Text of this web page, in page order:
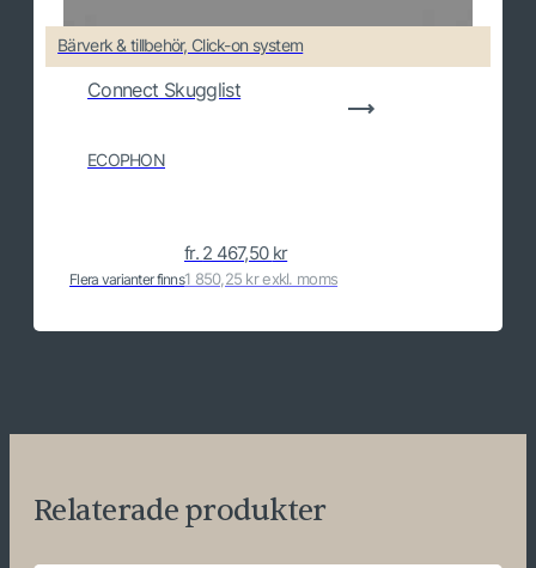
Bärverk & tillbehör, Click-on system
Connect Skugglist
ECOPHON
Flera varianter finns
fr. 2 467,50 kr
1 850,25 kr exkl. moms
Relaterade produkter